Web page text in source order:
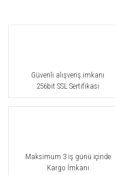
Güvenli alışveriş imkanı
256bit SSL Sertifikası
Maksimum 3 iş günü içinde
Kargo İmkanı